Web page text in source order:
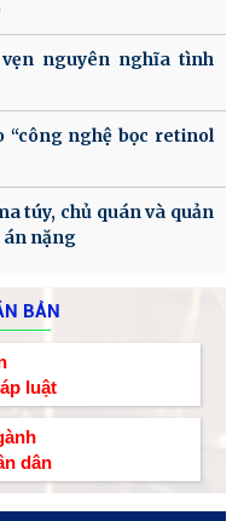
nguyên nghĩa tình
“công nghệ bọc retinol
túy, chủ quán và quản
nặng
BẢN
luật
dân